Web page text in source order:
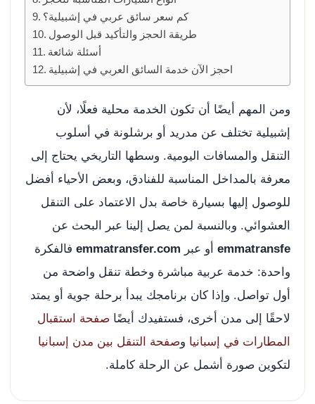
كم سعر سائق عربي في إشبيلية؟
طريقة الحجز والتأكيد قبل الوصول
أسئلة شائعة
احجز الآن خدمة السائق العربي في إشبيلية
ومن المهم أيضًا أن تكون الخدمة محلية فعلًا، لأن
إشبيلية تختلف عن مدريد أو برشلونة في أسلوب
التنقل والمسافات اليومية. وسطها التاريخي يحتاج إلى
معرفة بالمداخل المناسبة للفنادق، وبعض الأحياء أفضل
للوصول إليها بسيارة خاصة بدل الاعتماد على التنقل
العشوائي. وبالنسبة لمن يصل إلينا عبر البحث عن
emmatransfe أو عبر emmatransfer.com فالفكرة
واحدة: خدمة عربية مباشرة وخطة تنقل واضحة من
أول تواصل. وإذا كان برنامجك يبدأ برحلة جوية أو يمتد
لاحقًا إلى مدن أخرى، فستفيدك أيضًا صفحة استقبال
المطارات في إسبانيا وصفحة التنقل بين مدن إسبانيا
لتكوين صورة أشمل عن الرحلة كاملة.